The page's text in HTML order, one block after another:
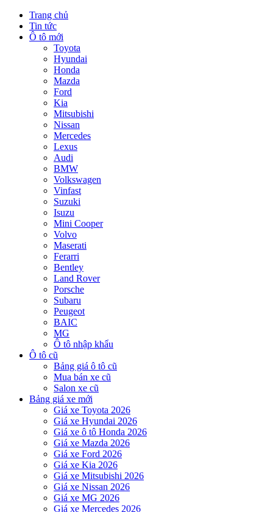
Trang chủ
Tin tức
Ô tô mới
Toyota
Hyundai
Honda
Mazda
Ford
Kia
Mitsubishi
Nissan
Mercedes
Lexus
Audi
BMW
Volkswagen
Vinfast
Suzuki
Isuzu
Mini Cooper
Volvo
Maserati
Ferarri
Bentley
Land Rover
Porsche
Subaru
Peugeot
BAIC
MG
Ô tô nhập khẩu
Ô tô cũ
Bảng giá ô tô cũ
Mua bán xe cũ
Salon xe cũ
Bảng giá xe mới
Giá xe Toyota 2026
Giá xe Hyundai 2026
Giá xe ô tô Honda 2026
Giá xe Mazda 2026
Giá xe Ford 2026
Giá xe Kia 2026
Giá xe Mitsubishi 2026
Giá xe Nissan 2026
Giá xe MG 2026
Giá xe Mercedes 2026